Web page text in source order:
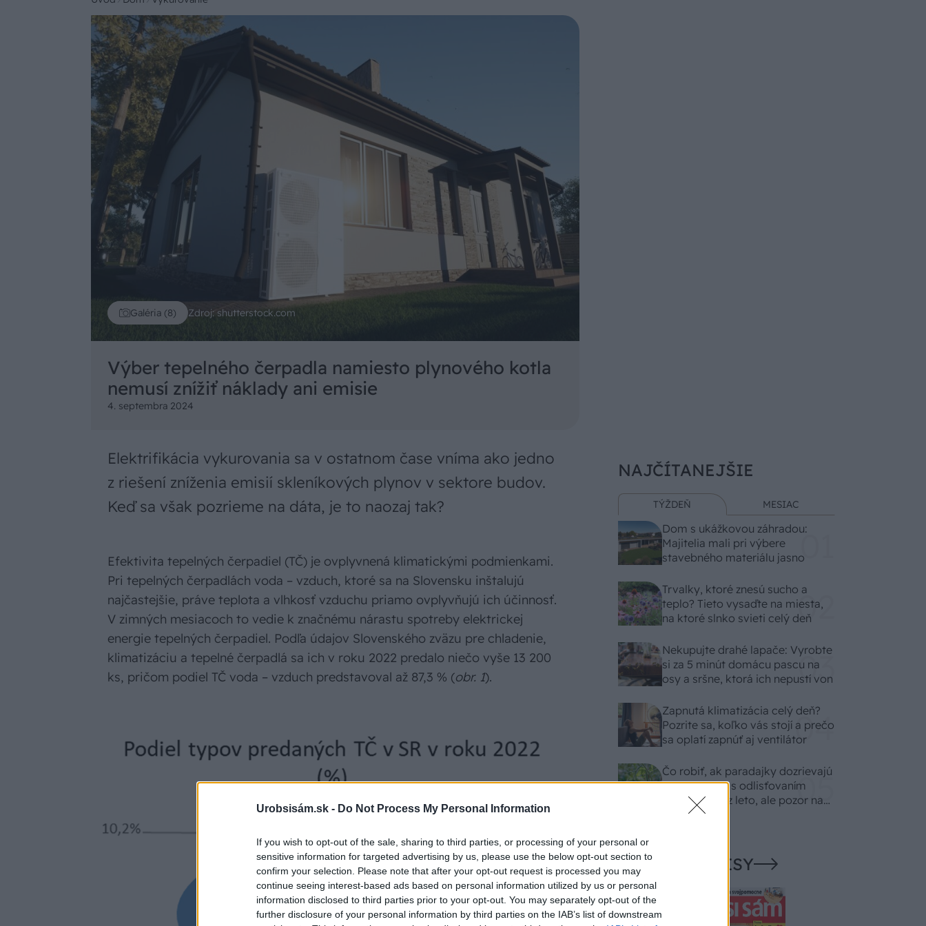
Urobsisám.sk - Do Not Process My Personal Information
If you wish to opt-out of the sale, sharing to third parties, or processing of your personal or
sensitive information for targeted advertising by us, please use the below opt-out section to
confirm your selection. Please note that after your opt-out request is processed you may
continue seeing interest-based ads based on personal information utilized by us or personal
information disclosed to third parties prior to your opt-out. You may separately opt-out of the
further disclosure of your personal information by third parties on the IAB’s list of downstream
Galéria (8) Zdroj: shutterstock.com
Výber tepelného čerpadla namiesto plynového kotla
nemusí znížiť náklady ani emisie
4. septembra 2024
Elektrifikácia vykurovania sa v ostatnom čase vníma ako jedno
z riešení zníženia emisií skleníkových plynov v sektore budov.
Keď sa však pozrieme na dáta, je to naozaj tak?
Efektivita tepelných čerpadiel (TČ) je ovplyvnená klimatickými podmienkami.
Pri tepelných čerpadlách voda – vzduch, ktoré sa na Slovensku inštalujú
najčastejšie, práve teplota a vlhkosť vzduchu priamo ovplyvňujú ich účinnosť.
V zimných mesiacoch to vedie k značnému nárastu spotreby elektrickej
energie tepelných čerpadiel. Podľa údajov Slovenského zväzu pre chladenie,
klimatizáciu a tepelné čerpadlá sa ich v roku 2022 predalo niečo vyše 13 200
ks, pričom podiel TČ voda – vzduch predstavoval až 87,3 % (obr. 1).
NAJČÍTANEJŠIE
TÝŽDEŇ MESIAC
Dom s ukážkovou záhradou:
Majitelia mali pri výbere
stavebného materiálu jasno
Trvalky, ktoré znesú sucho a
teplo? Tieto vysaďte na miesta,
na ktoré slnko svieti celý deň
Nekupujte drahé lapače: Vyrobte
si za 5 minút domácu pascu na
osy a sršne, ktorá ich nepustí von
Zapnutá klimatizácia celý deň?
Pozrite sa, koľko vás stojí a prečo
sa oplatí zapnúť aj ventilátor
Čo robiť, ak paradajky dozrievajú
pomaly? Trik s odlisťovaním
funguje aj cez leto, ale pozor na
chyby
NAŠE ČASOPISY